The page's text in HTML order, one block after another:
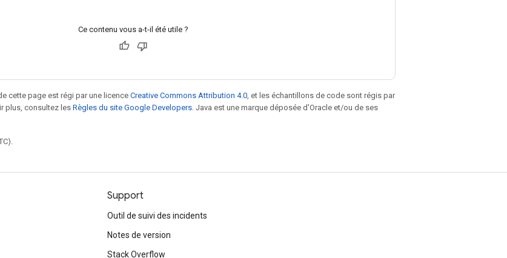
Ce contenu vous a-t-il été utile ?
cette page est régi par une licenceCreative Commons Attribution 4.0 , et les échantillons de code sont régis par
plus, consultez les Règles du site Google Developers . Java est une marque déposée d'Oracle et/ou de ses
Support
Outil de suivi des incidents
Notes de version
Stack Overflow